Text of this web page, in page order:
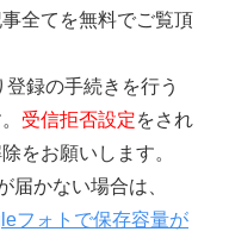
全てを無料でご覧頂
録の手続きを行う
受信拒否設定をされ
をお願いします。
届かない場合は、
フォトで保存容量が